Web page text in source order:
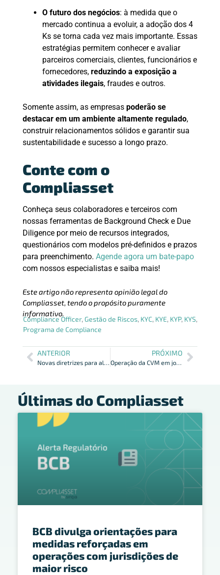
O futuro dos negócios: à medida que o
mercado continua a evoluir, a adoção dos 4
Ks se torna cada vez mais importante. Essas
estratégias permitem conhecer e avaliar
parceiros comerciais, clientes, funcionários e
fornecedores, reduzindo a exposição a
atividades ilegais, fraudes e outros.
Somente assim, as empresas poderão se
destacar em um ambiente altamente regulado,
construir relacionamentos sólidos e garantir sua
sustentabilidade e sucesso a longo prazo.
Conte com o
Compliasset
Conheça seus colaboradores e terceiros com
nossas ferramentas de Background Check e Due
Diligence por meio de recursos integrados,
questionários com modelos pré-definidos e prazos
para preenchimento. Agende agora um bate-papo
com nossos especialistas e saiba mais!
Este artigo não representa opinião legal do
Compliasset, tendo o propósito puramente
informativo.
Compliance Officer, Gestão de Riscos, KYC, KYE, KYP, KYS,
Programa de Compliance
ANTERIOR
Novas diretrizes para alterações no Registro de Oferta Pública
PRÓXIMO
Operação da CVM em jogos seleção na Copa 2023
Últimas do Compliasset
BCB divulga orientações para
medidas reforçadas em
operações com jurisdições de
maior risco